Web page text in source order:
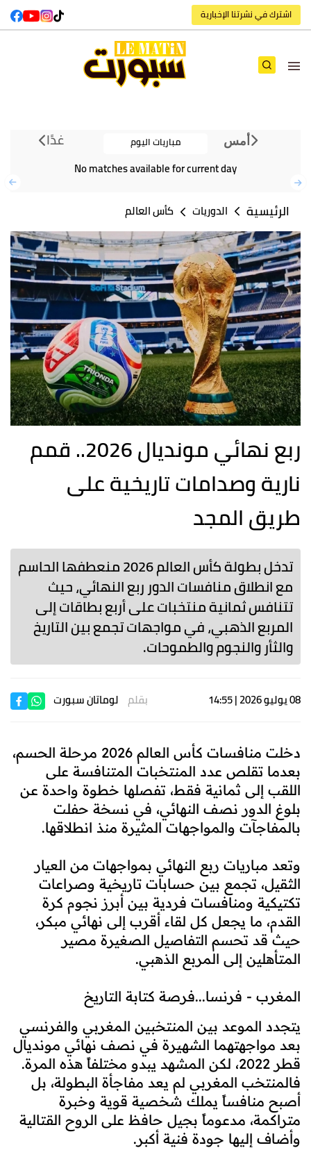
اشترك في نشرتنا الإخبارية
أمس مباريات اليوم غدًا
No matches available for current day
الرئيسية الدوريات كأس العالم
ربع نهائي مونديال 2026.. قمم
نارية وصدامات تاريخية على
طريق المجد
تدخل بطولة كأس العالم 2026 منعطفها الحاسم
مع انطلاق منافسات الدور ربع النهائي، حيث
تتنافس ثمانية منتخبات على أربع بطاقات إلى
المربع الذهبي، في مواجهات تجمع بين التاريخ
والثأر والنجوم والطموحات.
08 يوليو 2026 | 14:55 بقلم لوماتان سبورت
دخلت منافسات كأس العالم 2026 مرحلة الحسم،
بعدما تقلص عدد المنتخبات المتنافسة على
اللقب إلى ثمانية فقط، تفصلها خطوة واحدة عن
بلوغ الدور نصف النهائي، في نسخة حفلت
بالمفاجآت والمواجهات المثيرة منذ انطلاقها.
وتعد مباريات ربع النهائي بمواجهات من العيار
الثقيل، تجمع بين حسابات تاريخية وصراعات
تكتيكية ومنافسات فردية بين أبرز نجوم كرة
القدم، ما يجعل كل لقاء أقرب إلى نهائي مبكر،
حيث قد تحسم التفاصيل الصغيرة مصير
المتأهلين إلى المربع الذهبي.
المغرب - فرنسا...فرصة كتابة التاريخ
يتجدد الموعد بين المنتخبين المغربي والفرنسي
بعد مواجهتهما الشهيرة في نصف نهائي مونديال
قطر 2022، لكن المشهد يبدو مختلفاً هذه المرة.
فالمنتخب المغربي لم يعد مفاجأة البطولة، بل
أصبح منافساً يملك شخصية قوية وخبرة
متراكمة، مدعوماً بجيل حافظ على الروح القتالية
وأضاف إليها جودة فنية أكبر.